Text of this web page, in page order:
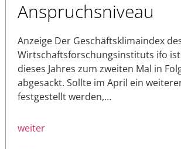
Anspruchsniveau
Anzeige Der Geschäftsklimaindex
Wirtschaftsforschungsinstituts ifo
dieses Jahres zum zweiten Mal in
abgesackt. Sollte im April ein
festgestellt werden,…
weiter